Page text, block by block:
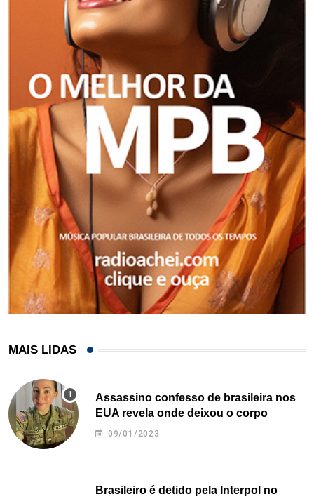
MAIS LIDAS
Assassino confesso de brasileira nos
EUA revela onde deixou o corpo
09/01/2023
Brasileiro é detido pela Interpol no